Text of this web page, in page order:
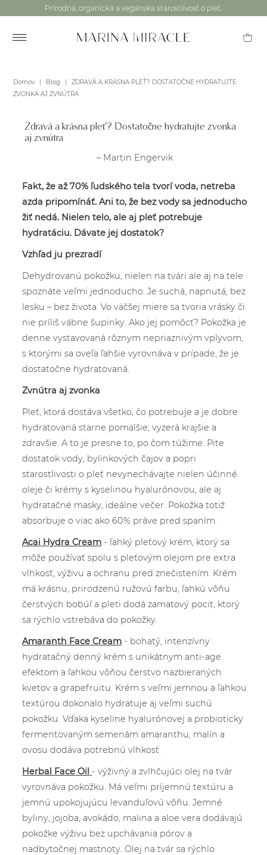
Prírodná, organická a vegánska starostlivosť o pleť.
Domov | Blog |
ZDRAVÁ A KRÁSNA PLEŤ? DOSTATOČNE HYDRATUJTE
ZVONKA AJ ZVNÚTRA
Zdravá a krásna pleť? Dostatočne hydratujte zvonka
aj zvnútra
– Martin Engervik
Fakt, že až 70% ľudského tela tvorí voda, netreba
azda pripomínáť. Ani to, že bez vody sa jednoducho
žiť nedá. Nielen telo, ale aj pleť potrebuje
hydratáciu. Dávate jej dostatok?
Vzhľad ju prezradí
Dehydrovanú pokožku, nielen na tvári ale aj na tele
spoznáte veľmi jednoducho. Je suchá, napnutá, bez
lesku – bez života. Vo väčšej miere sa tvoria vrásky či
nie príliš vábne šupinky. Ako jej pomôcť? Pokožka je
denne vystavovaná rôznym nepriaznivým vplyvom,
s ktorými sa oveľa ľahšie vyrovnáva v prípade, že je
dostatočne hydratovaná.
Zvnútra aj zvonka
Pleť, ktorá dostáva všetko, čo potrebuje a je dobre
hydratovaná starne pomalšie, vyzerá krajšie a
zdravšie. A to je presne to, po čom túžime. Pite
dostatok vody, bylinkových čajov a popri
starostlivosti o pleť nevynechávajte nielen účinné
oleje či krémy s kyselinou hyalurónovou, ale aj
hydratačné masky, ideálne večer. Pokožka totiž
absorbuje o viac ako 60% práve pred spaním.
Acai Hydra Cream - ľahký pleťový krém, ktorý sa
môže používať spolu s pleťovým olejom pre extra
vlhkosť, výživu a ochranu pred znečistením. Krém
má krásnu, prirodzenú ružovú farbu, ľahkú vôňu
čerstvých bobúľ a pleti dodá zamatový pocit, ktorý
sa rýchlo vstrebáva do pokožky.
Amaranth Face Cream - bohatý, intenzívny
hydratačný denný krém s unikátnym anti-age
efektom a ľahkou vôňou čerstvo nazbieraných
kvetov a grapefruitu. Krém s veľmi jemnou a ľahkou
textúrou dokonalo hydratuje aj veľmi suchú
pokožku. Vďaka kyseline hyalurónovej a probioticky
fermentovaným semenám amaranthu, malín a
ovosu dodáva potrebnú vlhkosť.
Herbal Face Oil - výživný a zvlhčujúci olej na tvár
vyrovnáva pokožku. Má veľmi príjemnú textúru a
jemnú upokojujúcu levanduľovú vôňu. Jemné
byliny, jojoba, avokádo, malina a aloe vera dodávajú
pokožke výživu bez upchávania pórov a
nadbytočnej mastnoty. Olej na tvár sa rýchlo